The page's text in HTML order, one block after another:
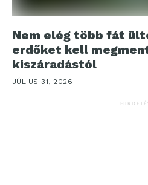
Nem elég több fát
erdőket kell
kiszáradástól
JÚLIUS 31, 2026